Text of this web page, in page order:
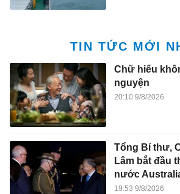
TIN TỨC MỚI
Chữ hiếu
nguyện
20:10 9/8/2026
Tổng Bí thư,
Lâm bắt đầu
nước
19:53 9/8/2026